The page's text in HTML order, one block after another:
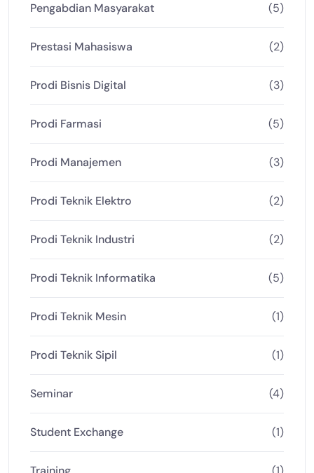
Pengabdian Masyarakat (5)
Prestasi Mahasiswa (2)
Prodi Bisnis Digital (3)
Prodi Farmasi (5)
Prodi Manajemen (3)
Prodi Teknik Elektro (2)
Prodi Teknik Industri (2)
Prodi Teknik Informatika (5)
Prodi Teknik Mesin (1)
Prodi Teknik Sipil (1)
Seminar (4)
Student Exchange (1)